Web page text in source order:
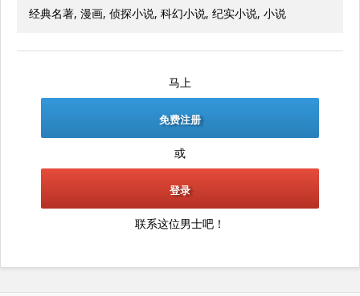
经典名著, 漫画, 侦探小说, 科幻小说, 纪实小说, 小说
马上
免费注册
或
登录
联系这位男士吧！